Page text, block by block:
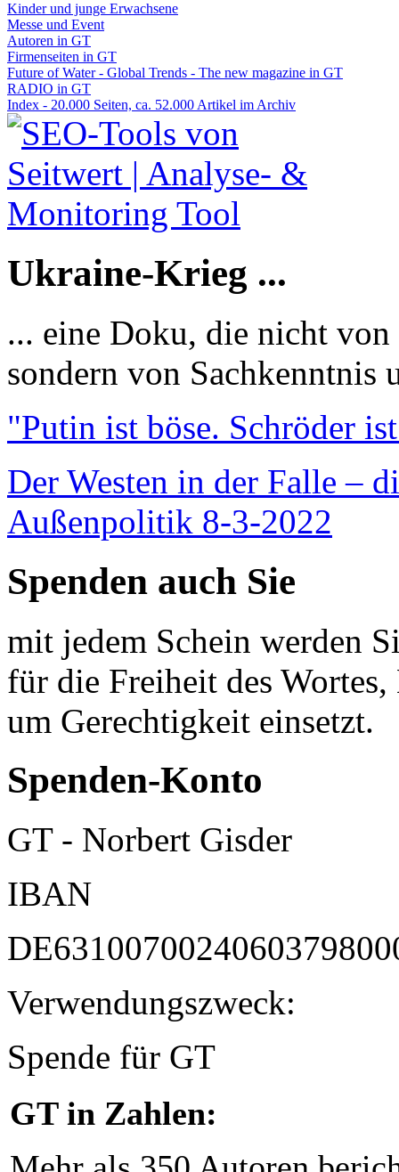
Kinder und junge Erwachsene
Messe und Event
Autoren in GT
Firmenseiten in GT
Future of Water - Global Trends - The new magazine in GT
RADIO in GT
Index - 20.000 Seiten, ca. 52.000 Artikel im Archiv
Ukraine-Krieg ...
... eine Doku, die nicht
sondern von Sachkenntnis
"Putin ist böse. Schröder
Der Westen in der Falle –
Außenpolitik 8-3-2022
Spenden auch Sie
mit jedem Schein werden
für die Freiheit des
um Gerechtigkeit einsetzt.
Spenden-Konto
GT - Norbert Gisder
IBAN
Verwendungszweck:
Spende für GT
GT in Zahlen: